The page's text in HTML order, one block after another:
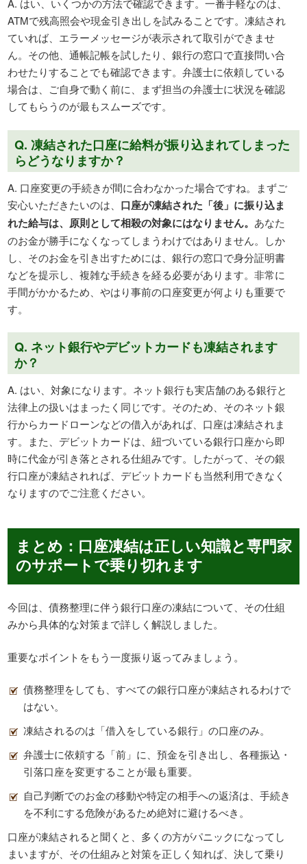
A. はい、いくつかの方法で確認できます。一番手軽なのは、
ATMで残高照会や現金引き出しを試みることです。凍結され
ていれば、エラーメッセージが表示されて取引ができませ
ん。その他、通帳記帳を試したり、銀行の窓口で直接問い合
わせたりすることでも確認できます。弁護士に依頼している
場合は、ご自身で動く前に、まず担当の弁護士に状況を確認
してもらうのが最もスムーズです。
Q. 凍結された口座に給料が振り込まれてしまった
らどうなりますか？
A. 口座変更の手続きが間に合わなかった場合ですね。まずご
安心いただきたいのは、 口座が凍結された「後」に振り込ま
れた給与は、原則として相殺の対象にはなりません。 あなた
のお金が勝手になくなってしまうわけではありません。しか
し、そのお金を引き出すためには、銀行の窓口で身分証明書
などを提示し、複雑な手続きを経る必要があります。非常に
手間がかかるため、やはり事前の口座変更が何よりも重要で
す。
Q. ネット銀行やデビットカードも凍結されます
か？
A. はい、対象になります。ネット銀行も実店舗のある銀行と
法律上の扱いはまったく同じです。そのため、そのネット銀
行からカードローンなどの借入があれば、口座は凍結されま
す。また、デビットカードは、紐づいている銀行口座から即
時に代金が引き落とされる仕組みです。したがって、その銀
行口座が凍結されれば、デビットカードも当然利用できなく
なりますのでご注意ください。
まとめ：口座凍結は正しい知識と専門家
のサポートで乗り切れます
今回は、債務整理に伴う銀行口座の凍結について、その仕組
みから具体的な対策まで詳しく解説しました。
重要なポイントをもう一度振り返ってみましょう。
債務整理をしても、すべての銀行口座が凍結されるわけで
はない。
凍結されるのは「借入をしている銀行」の口座のみ。
弁護士に依頼する「前」に、預金を引き出し、各種振込・
引落口座を変更することが最も重要。
自己判断でのお金の移動や特定の相手への返済は、手続き
を不利にする危険があるため絶対に避けるべき。
口座が凍結されると聞くと、多くの方がパニックになってし
まいますが、その仕組みと対策を正しく知れば、決して乗り